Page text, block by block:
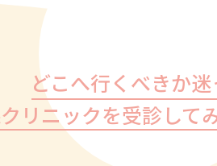
どこへ行くべきか迷
リニックを受診して